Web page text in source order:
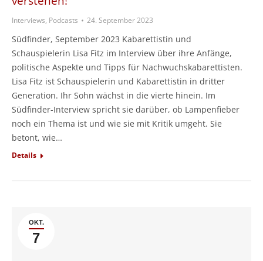
Interviews, Podcasts 24. September 2023
Südfinder, September 2023 Kabarettistin und
Schauspielerin Lisa Fitz im Interview über ihre Anfänge,
politische Aspekte und Tipps für Nachwuchskabarettisten.
Lisa Fitz ist Schauspielerin und Kabarettistin in dritter
Generation. Ihr Sohn wächst in die vierte hinein. Im
Südfinder-Interview spricht sie darüber, ob Lampenfieber
noch ein Thema ist und wie sie mit Kritik umgeht. Sie
betont, wie…
Details
OKT.
7